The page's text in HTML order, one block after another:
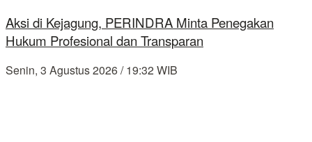
Aksi di Kejagung, PERINDRA Minta Penegakan
Hukum Profesional dan Transparan
Senin, 3 Agustus 2026 / 19:32 WIB